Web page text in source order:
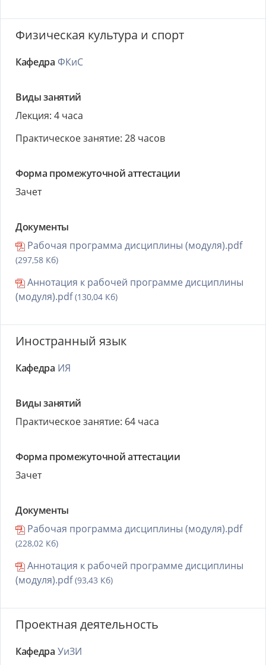
Физическая культура и спорт
Кафедра ФКиС
Виды занятий
Лекция: 4 часа
Практическое занятие: 28 часов
Форма промежуточной аттестации
Зачет
Документы
Рабочая программа дисциплины (модуля).pdf
(297,58 Кб)
Аннотация к рабочей программе дисциплины
(модуля).pdf(130,04 Кб)
Иностранный язык
Кафедра ИЯ
Виды занятий
Практическое занятие: 64 часа
Форма промежуточной аттестации
Зачет
Документы
Рабочая программа дисциплины (модуля).pdf
(228,02 Кб)
Аннотация к рабочей программе дисциплины
(модуля).pdf(93,43 Кб)
Проектная деятельность
Кафедра УиЗИ